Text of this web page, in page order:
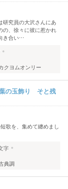
研究員の大沢さんにあ
の、徐々に彼に惹かれ
き合い…
クヨムオンリー
の玉飾り そと残
歌を、集めて纏めまし
字
典調